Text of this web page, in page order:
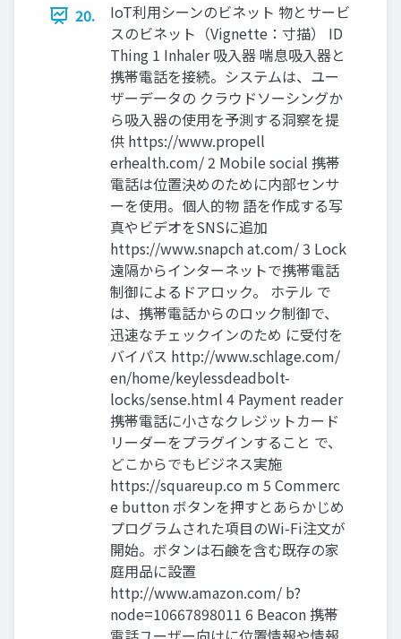
20.
IoT利用シーンのビネット 物とサービ
スのビネット（Vignette：寸描） ID
Thing 1 Inhaler 吸入器 喘息吸入器と
携帯電話を接続。システムは、ユー
ザーデータの クラウドソーシングか
ら吸入器の使用を予測する洞察を提
供 https://www.propell
erhealth.com/ 2 Mobile social 携帯
電話は位置決めのために内部センサ
ーを使用。個人的物 語を作成する写
真やビデオをSNSに追加
https://www.snapch at.com/ 3 Lock
遠隔からインターネットで携帯電話
制御によるドアロック。 ホテル で
は、携帯電話からのロック制御で、
迅速なチェックインのため に受付を
バイパス http://www.schlage.com/
en/home/keylessdeadbolt-
locks/sense.html 4 Payment reader
携帯電話に小さなクレジットカード
リーダーをプラグインすること で、
どこからでもビジネス実施
https://squareup.co m 5 Commerc
e button ボタンを押すとあらかじめ
プログラムされた項目のWi-Fi注文が
開始。ボタンは石鹸を含む既存の家
庭用品に設置
http://www.amazon.com/ b?
node=10667898011 6 Beacon 携帯